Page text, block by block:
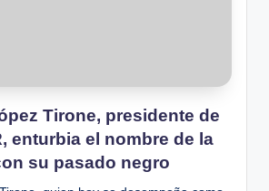
Tirone, presidente de
enturbia el nombre de la
su pasado negro